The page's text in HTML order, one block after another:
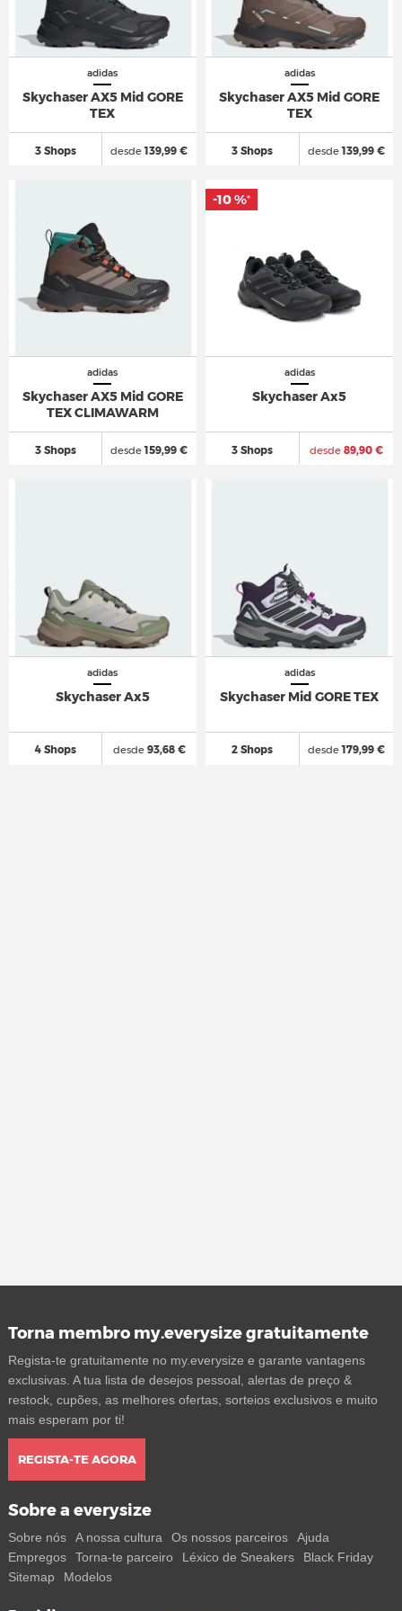
adidas
Skychaser AX5 Mid GORE
TEX
3 Shops desde139,99 €
adidas
Skychaser AX5 Mid GORE
TEX
3 Shops desde139,99 €
adidas
Skychaser AX5 Mid GORE
TEX CLIMAWARM
3 Shops desde159,99 €
adidas
Skychaser Ax5
3 Shops desde89,90 €
-10 %*
-10 %*
adidas
Skychaser Ax5
4 Shops desde93,68 €
adidas
Skychaser Mid GORE TEX
2 Shops desde179,99 €
Torna membro my.everysize gratuitamente
Regista-te gratuitamente no my.everysize e garante vantagens
exclusivas. A tua lista de desejos pessoal, alertas de preço &
restock, cupões, as melhores ofertas, sorteios exclusivos e muito
mais esperam por ti!
REGISTA-TE AGORA
Sobre a everysize
Sobre nós A nossa cultura Os nossos parceiros
Ajuda
Empregos
Torna-te parceiro Léxico de Sneakers
Black Friday
Sitemap
Modelos